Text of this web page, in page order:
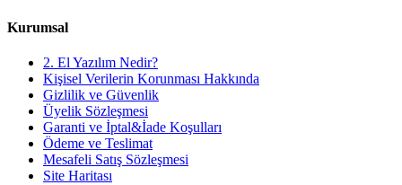
Kurumsal
2. El Yazılım Nedir?
Kişisel Verilerin Korunması Hakkında
Gizlilik ve Güvenlik
Üyelik Sözleşmesi
Garanti ve İptal&İade Koşulları
Ödeme ve Teslimat
Mesafeli Satış Sözleşmesi
Site Haritası